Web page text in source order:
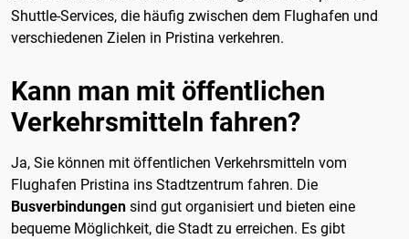
Shuttle-Services, die häufig zwischen dem Flughafen und
verschiedenen Zielen in Pristina verkehren.
Kann man mit öffentlichen
Verkehrsmitteln fahren?
Ja, Sie können mit öffentlichen Verkehrsmitteln vom
Flughafen Pristina ins Stadtzentrum fahren. Die
Busverbindungen sind gut organisiert und bieten eine
bequeme Möglichkeit, die Stadt zu erreichen. Es gibt